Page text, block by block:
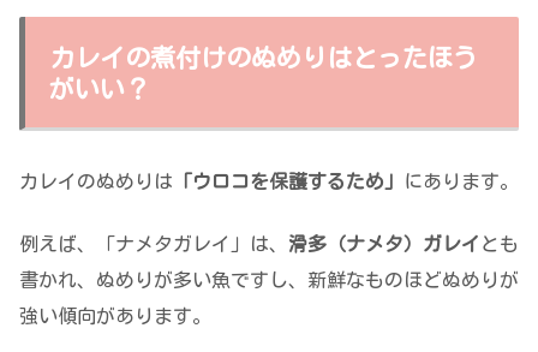
カレイの煮付けのぬめりはとったほう
がいい？
カレイのぬめりは 「ウロコを保護するため」 にあります。
例えば、「ナメタガレイ」は、 滑多（ナメタ）ガレイ とも
書かれ、ぬめりが多い魚ですし、新鮮なものほどぬめりが
強い傾向があります。